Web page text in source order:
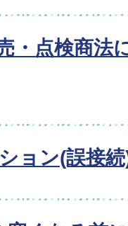
・点検商法
ョン(誤接